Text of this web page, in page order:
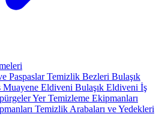
PaspaslarTemizlik Bezleri Bulaşık
Muayene Eldiveni Bulaşık Eldiveni İş
Yer Temizleme Ekipmanları
Temizlik Arabaları ve Yedekleri